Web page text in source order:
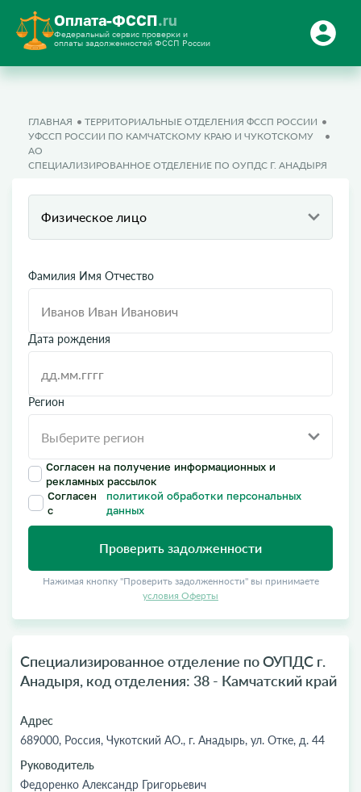
Оплата-ФССП.ru
Федеральный сервис проверки и
оплаты задолженностей ФССП России
ГЛАВНАЯ
ТЕРРИТОРИАЛЬНЫЕ ОТДЕЛЕНИЯ ФССП РОССИИ
УФССП РОССИИ ПО КАМЧАТСКОМУ КРАЮ И ЧУКОТСКОМУ
АО
СПЕЦИАЛИЗИРОВАННОЕ ОТДЕЛЕНИЕ ПО ОУПДС Г. АНАДЫРЯ
Физическое лицо
Фамилия Имя Отчество
Дата рождения
Регион
Согласен на получение информационных и
рекламных рассылок
Согласен
с
политикой обработки персональных
данных
Проверить задолженности
Нажимая кнопку "Проверить задолженности" вы принимаете
условия Оферты
Специализированное отделение по ОУПДС г.
Анадыря, код отделения: 38 - Камчатский край
Адрес
689000, Россия, Чукотский АО., г. Анадырь, ул. Отке, д. 44
Руководитель
Федоренко Александр Григорьевич